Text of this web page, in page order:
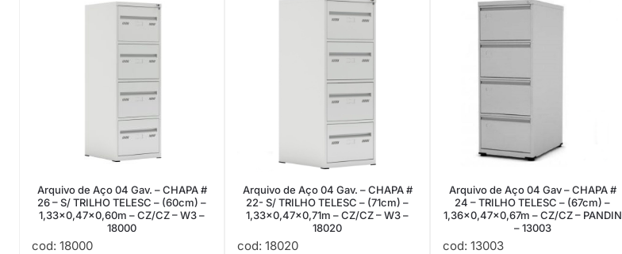
Arquivo de Aço 04 Gav. – CHAPA #
26 – S/ TRILHO TELESC – (60cm) –
1,33×0,47×0,60m – CZ/CZ – W3 –
18000
cod: 18000
Arquivo de Aço 04 Gav. – CHAPA #
22- S/ TRILHO TELESC – (71cm) –
1,33×0,47×0,71m – CZ/CZ – W3 –
18020
cod: 18020
Arquivo de Aço 04 Gav – CHAPA #
24 – TRILHO TELESC – (67cm) –
1,36×0,47×0,67m – CZ/CZ – PANDIN
– 13003
cod: 13003